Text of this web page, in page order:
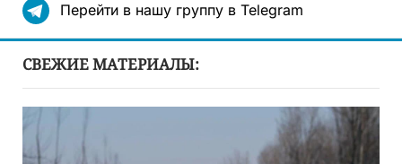
Перейти в нашу группу в Telegram
СВЕЖИЕ МАТЕРИАЛЫ: